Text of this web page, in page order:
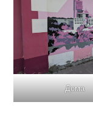
Дома